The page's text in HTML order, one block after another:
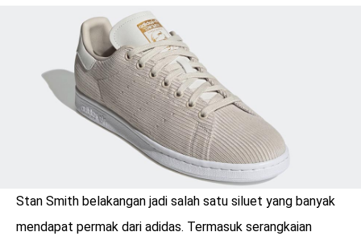
LOGIN
Stan Smith belakangan jadi salah satu siluet yang banyak
mendapat permak dari adidas. Termasuk serangkaian